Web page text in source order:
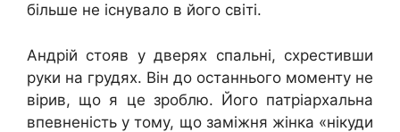
більше не існувало в його світі.
Андрій стояв у дверях спальні, схрестивши
руки на грудях. Він до останнього моменту не
вірив, що я це зроблю. Його патріархальна
впевненість у тому, що заміжня жінка «нікуди